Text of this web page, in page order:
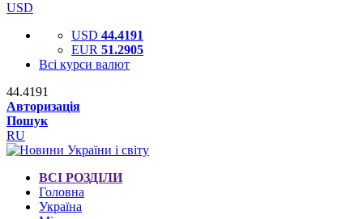
USD
USD 44.4191
EUR 51.2905
Всі курси валют
44.4191
Авторизація
Пошук
RU
ВСІ РОЗДІЛИ
Головна
Україна